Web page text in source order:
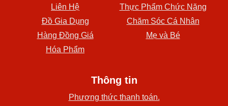
Liên Hệ
Thực Phẩm Chức Năng
Đồ Gia Dụng
Chăm Sóc Cá Nhân
Hàng Đồng Giá
Mẹ và Bé
Hóa Phẩm
Thông tin
Phương thức thanh toán.